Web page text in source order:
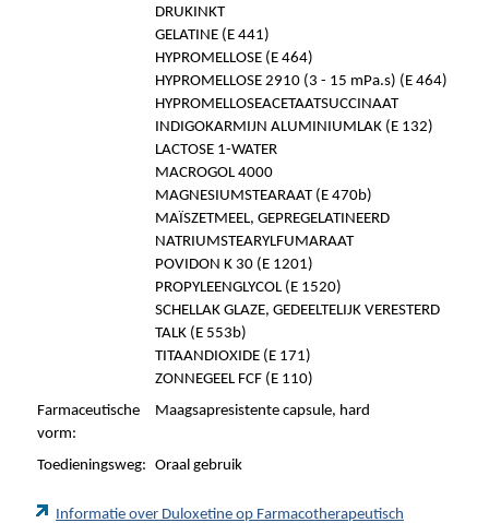
DRUKINKT
GELATINE (E 441)
HYPROMELLOSE (E 464)
HYPROMELLOSE 2910 (3 - 15 mPa.s) (E 464)
HYPROMELLOSEACETAATSUCCINAAT
INDIGOKARMIJN ALUMINIUMLAK (E 132)
LACTOSE 1-WATER
MACROGOL 4000
MAGNESIUMSTEARAAT (E 470b)
MAÏSZETMEEL, GEPREGELATINEERD
NATRIUMSTEARYLFUMARAAT
POVIDON K 30 (E 1201)
PROPYLEENGLYCOL (E 1520)
SCHELLAK GLAZE, GEDEELTELIJK VERESTERD
TALK (E 553b)
TITAANDIOXIDE (E 171)
ZONNEGEEL FCF (E 110)
Farmaceutische
vorm:
Maagsapresistente capsule, hard
Toedieningsweg: Oraal gebruik
Informatie over Duloxetine op Farmacotherapeutisch